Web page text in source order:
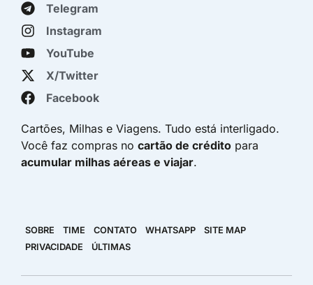
Telegram
Instagram
YouTube
X/Twitter
Facebook
Cartões, Milhas e Viagens. Tudo está interligado.
Você faz compras no cartão de crédito para
acumular milhas aéreas e viajar.
SOBRE TIME CONTATO WHATSAPP
SITE MAP
PRIVACIDADE
ÚLTIMAS